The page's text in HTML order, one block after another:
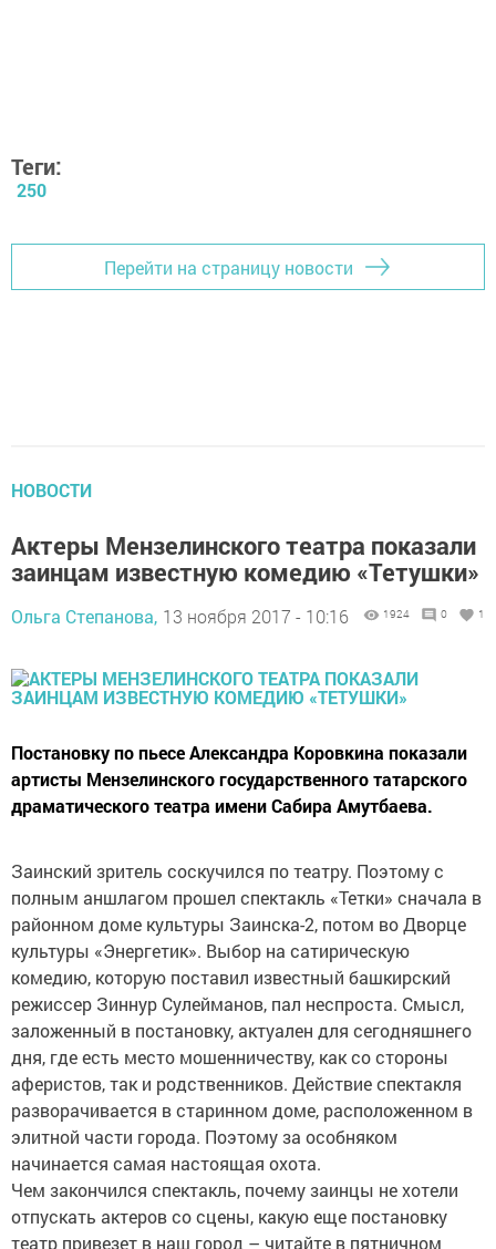
Теги:
250
Перейти на страницу новости
НОВОСТИ
Актеры Мензелинского театра показали
заинцам известную комедию «Тетушки»
Ольга Степанова, 13 ноября 2017 - 10:16 1924 0 1
Постановку по пьесе Александра Коровкина показали
артисты Мензелинского государственного татарского
драматического театра имени Сабира Амутбаева.
Заинский зритель соскучился по театру. Поэтому с
полным аншлагом прошел спектакль «Тетки» сначала в
районном доме культуры Заинска-2, потом во Дворце
культуры «Энергетик». Выбор на сатирическую
комедию, которую поставил известный башкирский
режиссер Зиннур Сулейманов, пал неспроста. Смысл,
заложенный в постановку, актуален для сегодняшнего
дня, где есть место мошенничеству, как со стороны
аферистов, так и родственников. Действие спектакля
разворачивается в старинном доме, расположенном в
элитной части города. Поэтому за особняком
начинается самая настоящая охота.
Чем закончился спектакль, почему заинцы не хотели
отпускать актеров со сцены, какую еще постановку
театр привезет в наш город – читайте в пятничном